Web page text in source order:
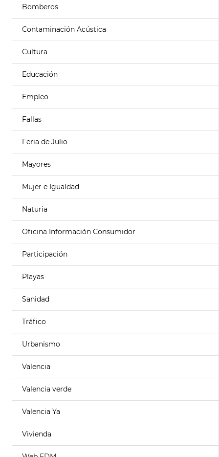
Bomberos
Contaminación Acústica
Cultura
Educación
Empleo
Fallas
Feria de Julio
Mayores
Mujer e Igualdad
Naturia
Oficina Información Consumidor
Participación
Playas
Sanidad
Tráfico
Urbanismo
Valencia
Valencia verde
Valencia Ya
Vivienda